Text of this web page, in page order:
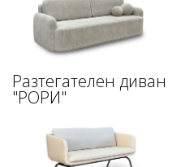
Разтегателен диван
"РОРИ"